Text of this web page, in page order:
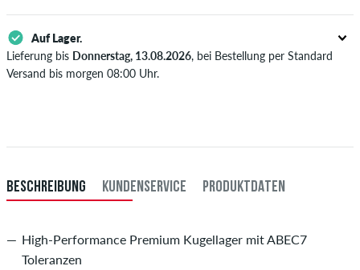
Auf Lager.
Lieferung bis Donnerstag, 13.08.2026, bei Bestellung per Standard
Versand bis morgen 08:00 Uhr.
Zahlung.
BESCHREIBUNG KUNDENSERVICE PRODUKTDATEN
High-Performance Premium Kugellager mit ABEC7
Toleranzen